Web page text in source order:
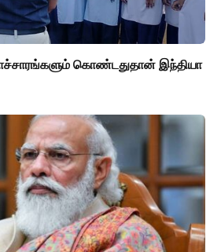
கொண்டதுதான் இந்தியா